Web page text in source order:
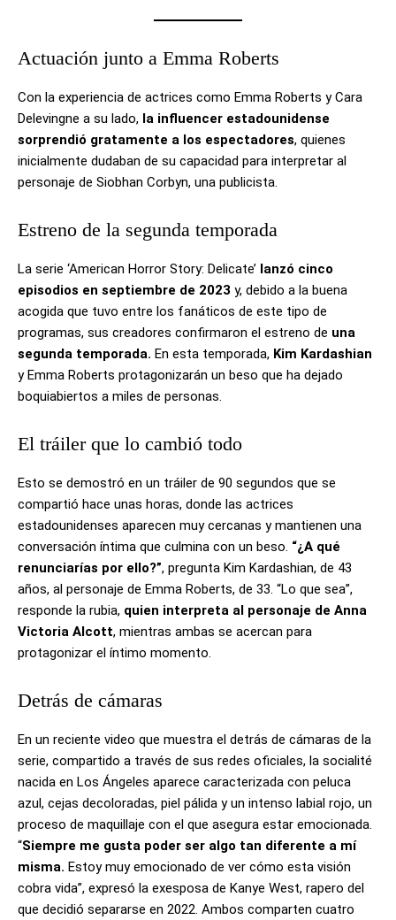
Actuación junto a Emma Roberts
Con la experiencia de actrices como Emma Roberts y Cara
Delevingne a su lado, la influencer estadounidense
sorprendió gratamente a los espectadores, quienes
inicialmente dudaban de su capacidad para interpretar al
personaje de Siobhan Corbyn, una publicista.
Estreno de la segunda temporada
La serie ‘American Horror Story: Delicate’ lanzó cinco
episodios en septiembre de 2023 y, debido a la buena
acogida que tuvo entre los fanáticos de este tipo de
programas, sus creadores confirmaron el estreno de una
segunda temporada. En esta temporada, Kim Kardashian
y Emma Roberts protagonizarán un beso que ha dejado
boquiabiertos a miles de personas.
El tráiler que lo cambió todo
Esto se demostró en un tráiler de 90 segundos que se
compartió hace unas horas, donde las actrices
estadounidenses aparecen muy cercanas y mantienen una
conversación íntima que culmina con un beso. “¿A qué
renunciarías por ello?”, pregunta Kim Kardashian, de 43
años, al personaje de Emma Roberts, de 33. “Lo que sea”,
responde la rubia, quien interpreta al personaje de Anna
Victoria Alcott, mientras ambas se acercan para
protagonizar el íntimo momento.
Detrás de cámaras
En un reciente video que muestra el detrás de cámaras de la
serie, compartido a través de sus redes oficiales, la socialité
nacida en Los Ángeles aparece caracterizada con peluca
azul, cejas decoloradas, piel pálida y un intenso labial rojo, un
proceso de maquillaje con el que asegura estar emocionada.
“Siempre me gusta poder ser algo tan diferente a mí
misma. Estoy muy emocionado de ver cómo esta visión
cobra vida”, expresó la exesposa de Kanye West, rapero del
que decidió separarse en 2022. Ambos comparten cuatro